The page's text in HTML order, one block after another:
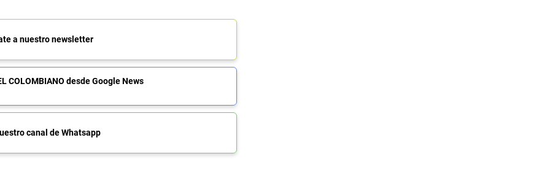
a nuestro newsletter
COLOMBIANO desde Google News
canal de Whatsapp